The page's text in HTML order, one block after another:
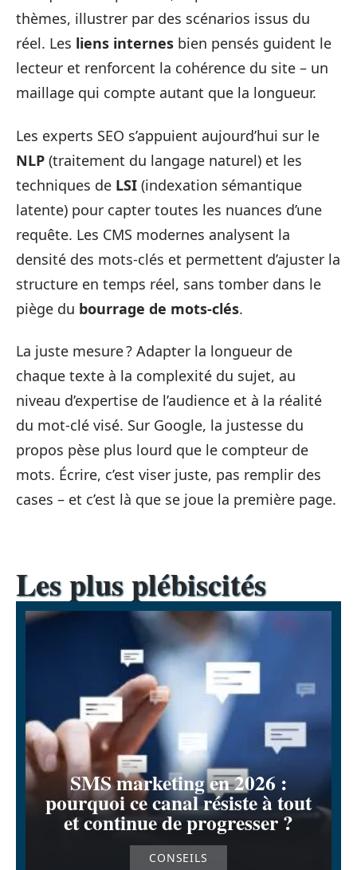
thèmes, illustrer par des scénarios issus du
réel. Les liens internes bien pensés guident le
lecteur et renforcent la cohérence du site – un
maillage qui compte autant que la longueur.
Les experts SEO s’appuient aujourd’hui sur le
NLP (traitement du langage naturel) et les
techniques de LSI (indexation sémantique
latente) pour capter toutes les nuances d’une
requête. Les CMS modernes analysent la
densité des mots-clés et permettent d’ajuster la
structure en temps réel, sans tomber dans le
piège du bourrage de mots-clés.
La juste mesure ? Adapter la longueur de
chaque texte à la complexité du sujet, au
niveau d’expertise de l’audience et à la réalité
du mot-clé visé. Sur Google, la justesse du
propos pèse plus lourd que le compteur de
mots. Écrire, c’est viser juste, pas remplir des
cases – et c’est là que se joue la première page.
Les plus plébiscités
SMS marketing en 2026 :
pourquoi ce canal résiste à tout
et continue de progresser ?
CONSEILS